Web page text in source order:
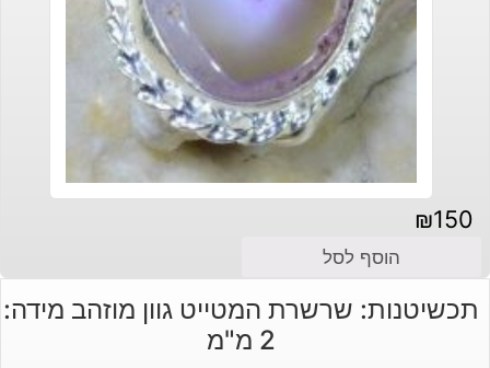
₪150
הוסף לסל
תכשיטנות: שרשרת המטייט גוון מוזהב מידה:
2 מ"מ